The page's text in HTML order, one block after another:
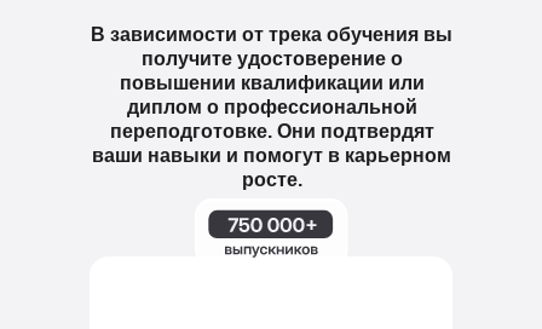
В зависимости от трека обучения вы
получите удостоверение о
повышении квалификации или
диплом о профессиональной
переподготовке. Они подтвердят
ваши навыки и помогут в карьерном
росте.